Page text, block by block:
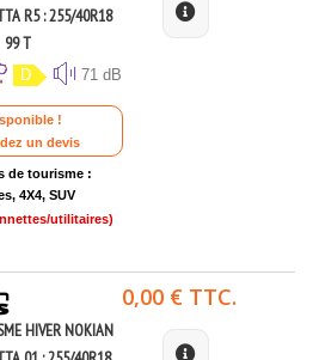
R5 : 255/40R18
99 T
D 71 dB
!
un devis
de tourisme :
4X4, SUV
utilitaires)
HIVER NOKIAN
0,00 € TTC.